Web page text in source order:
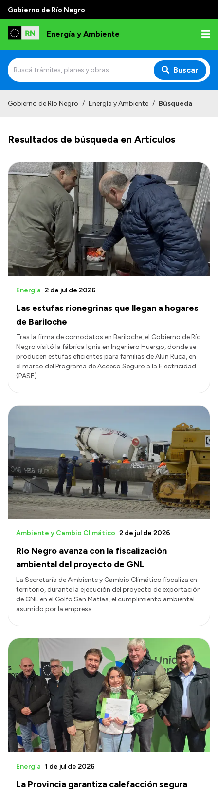
Gobierno de Río Negro
Energía y Ambiente
Buscar
Misión
Autoridades
Normativa
Reportes
Transparencia
Presupuesto
Boletín Oficial
Compras y licitaciones
Consulta de pago a proveedores
Convocatorias
Intranet
Login
Gobierno de Río Negro / Energía y Ambiente / Búsqueda
Resultados de búsqueda en Artículos
Las estufas rionegrinas que llegan a hogares
de Bariloche
Energía 2 de jul de 2026
Tras la firma de comodatos en Bariloche, el Gobierno de Río
Negro visitó la fábrica Ignis en Ingeniero Huergo, donde se
producen estufas eficientes para familias de Alún Ruca, en
el marco del Programa de Acceso Seguro a la Electricidad
(PASE).
Río Negro avanza con la fiscalización
ambiental del proyecto de GNL
Ambiente y Cambio Climático 2 de jul de 2026
La Secretaría de Ambiente y Cambio Climático fiscaliza en
territorio, durante la ejecución del proyecto de exportación
de GNL en el Golfo San Matías, el cumplimiento ambiental
asumido por la empresa.
La Provincia garantiza calefacción segura
Energía 1 de jul de 2026